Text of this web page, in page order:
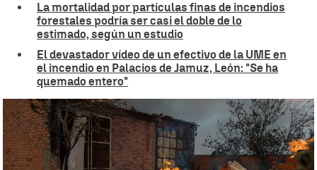
La mortalidad por partículas finas de incendios
forestales podría ser casi el doble de lo
estimado, según un estudio
El devastador vídeo de un efectivo de la UME en
el incendio en Palacios de Jamuz, León: "Se ha
quemado entero"
Seguros |Europa Press